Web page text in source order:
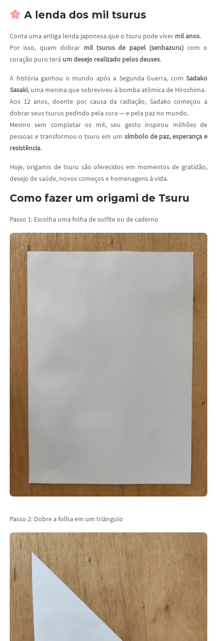
A lenda dos mil tsurus
Conta uma antiga lenda japonesa que o tsuru pode viver mil anos.
Por isso, quem dobrar mil tsurus de papel (senbazuru) com o
coração puro terá um desejo realizado pelos deuses.
A história ganhou o mundo após a Segunda Guerra, com Sadako
Sasaki, uma menina que sobreviveu à bomba atômica de Hiroshima.
Aos 12 anos, doente por causa da radiação, Sadako começou a
dobrar seus tsurus pedindo pela cura — e pela paz no mundo.
Mesmo sem completar os mil, seu gesto inspirou milhões de
pessoas e transformou o tsuru em um símbolo de paz, esperança e
resistência.
Hoje, origamis de tsuru são oferecidos em momentos de gratidão,
desejo de saúde, novos começos e homenagens à vida.
Como fazer um origami de Tsuru
Passo 1: Escolha uma folha de sulfite ou de caderno
Passo 2: Dobre a folha em um triângulo